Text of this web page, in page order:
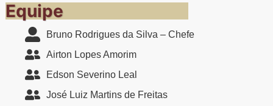
Equipe
Bruno Rodrigues da Silva – Chefe
Airton Lopes Amorim
Edson Severino Leal
José Luiz Martins de Freitas